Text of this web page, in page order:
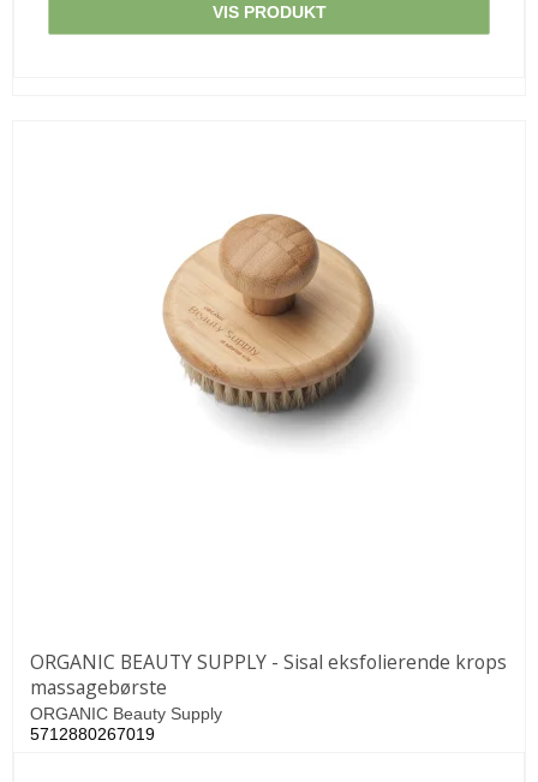
VIS PRODUKT
ORGANIC BEAUTY SUPPLY - Sisal eksfolierende krops
massagebørste
ORGANIC Beauty Supply
5712880267019